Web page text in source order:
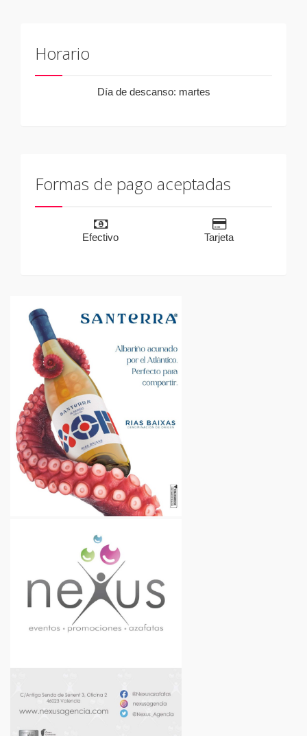
Horario
Día de descanso: martes
Formas de pago aceptadas
Efectivo Tarjeta